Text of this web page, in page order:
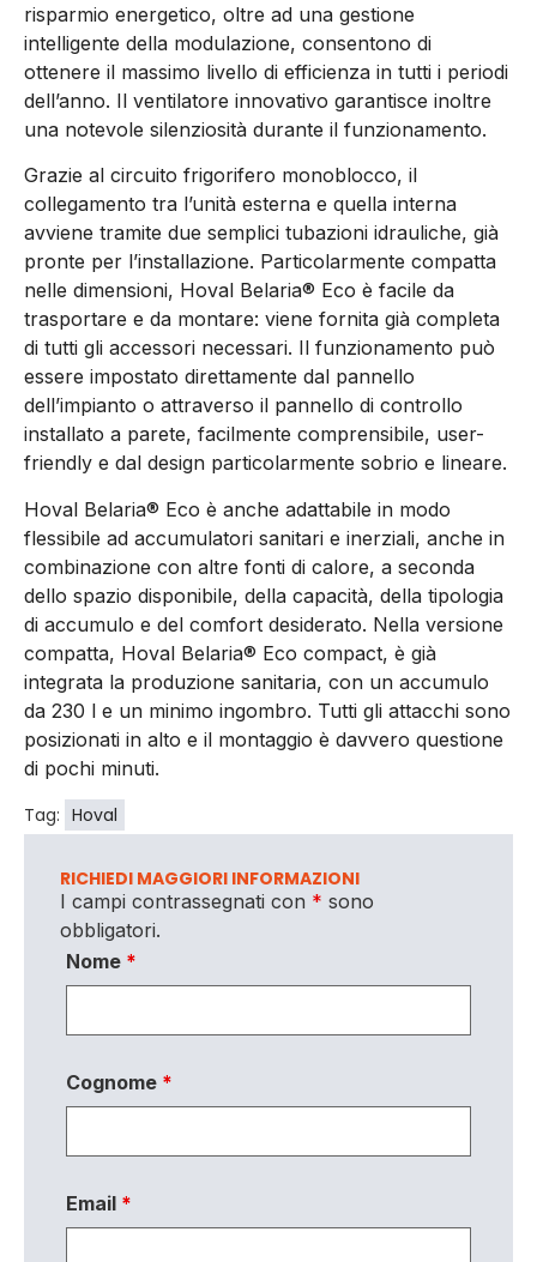
risparmio energetico, oltre ad una gestione
intelligente della modulazione, consentono di
ottenere il massimo livello di efficienza in tutti i periodi
dell’anno. Il ventilatore innovativo garantisce inoltre
una notevole silenziosità durante il funzionamento.
Grazie al circuito frigorifero monoblocco, il
collegamento tra l’unità esterna e quella interna
avviene tramite due semplici tubazioni idrauliche, già
pronte per l’installazione. Particolarmente compatta
nelle dimensioni, Hoval Belaria® Eco è facile da
trasportare e da montare: viene fornita già completa
di tutti gli accessori necessari. Il funzionamento può
essere impostato direttamente dal pannello
dell’impianto o attraverso il pannello di controllo
installato a parete, facilmente comprensibile, user-
friendly e dal design particolarmente sobrio e lineare.
Hoval Belaria® Eco è anche adattabile in modo
flessibile ad accumulatori sanitari e inerziali, anche in
combinazione con altre fonti di calore, a seconda
dello spazio disponibile, della capacità, della tipologia
di accumulo e del comfort desiderato. Nella versione
compatta, Hoval Belaria® Eco compact, è già
integrata la produzione sanitaria, con un accumulo
da 230 l e un minimo ingombro. Tutti gli attacchi sono
posizionati in alto e il montaggio è davvero questione
di pochi minuti.
Tag: Hoval
RICHIEDI MAGGIORI INFORMAZIONI
I campi contrassegnati con * sono
obbligatori.
Nome *
Cognome *
Email *